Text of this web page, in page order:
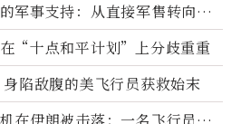
军事支持：从直接军售转向间
“十点和平计划”上分歧重重
陷敌腹的美飞行员获救始末